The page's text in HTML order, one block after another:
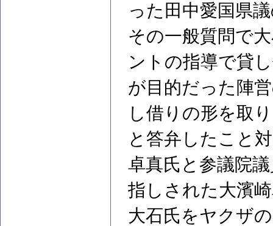
った田中愛国県
その一般質問で
ントの指導で貸
が目的だった陣
し借りの形を取
と答弁したこと
卓真氏と参議院
指しされた大濱
大石氏をヤクザ